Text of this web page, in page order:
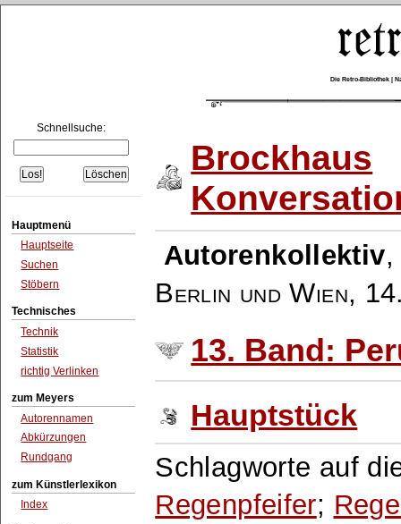
Die Retro-Bibliothek |
Schnellsuche:
Hauptmenü
Hauptseite
Suchen
Stöbern
Technisches
Technik
Statistik
richtig Verlinken
zum Meyers
Autorennamen
Abkürzungen
Rundgang
zum Künstlerlexikon
Index
Brockhaus
Autorenkollektiv
Berlin und Wien,
13. Band:
Hauptstück
Schlagworte auf
Regenpfeifer;